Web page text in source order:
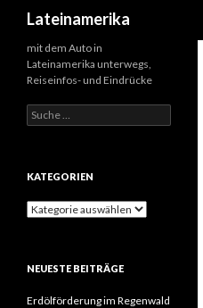
Lateinamerika
mit dem Auto in
Lateinamerika unterwegs,
Reiseinfos- und Eindrücke
Suche
nach:
KATEGORIEN
Kategorien
NEUESTE BEITRÄGE
Erdölförderung im Regenwald